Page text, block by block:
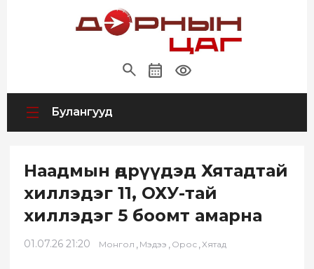
Булангууд
Наадмын өдрүүдэд Хятадтай
хиллэдэг 11, ОХУ-тай
хиллэдэг 5 боомт амарна
01.07.26 21:20 Монгол , Мэдээ , Орос , Хятад